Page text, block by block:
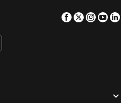
Villié-Morgon, bed and breakfasts
Facebook
Twitter